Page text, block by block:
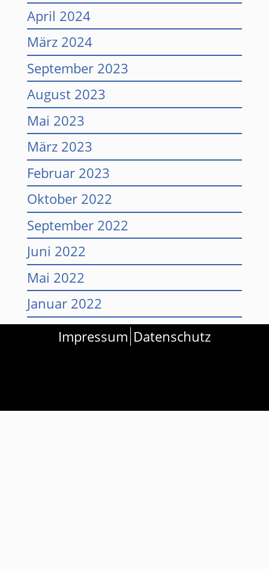
April 2024
März 2024
September 2023
August 2023
Mai 2023
März 2023
Februar 2023
Oktober 2022
September 2022
Juni 2022
Mai 2022
Januar 2022
Dezember 2021
Juni 2021
Impressum Datenschutz